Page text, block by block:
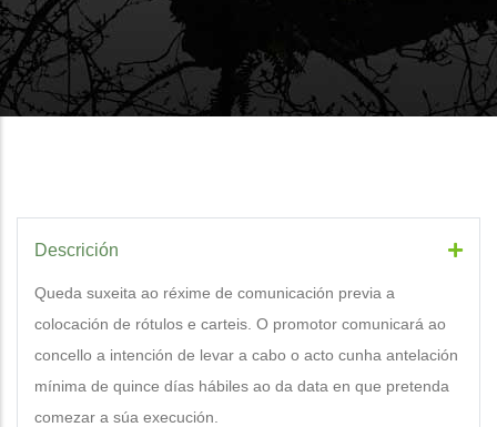
de
ayuda
Descrición
Queda suxeita ao réxime de comunicación previa a
colocación de rótulos e carteis. O promotor comunicará ao
concello a intención de levar a cabo o acto cunha antelación
mínima de quince días hábiles ao da data en que pretenda
comezar a súa execución.